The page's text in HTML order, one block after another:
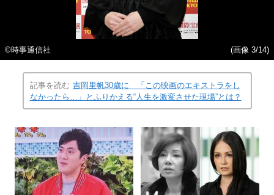
©時事通信社 (画像 3/14)
記事を読む 吉岡里帆30歳に 「この映画のエキストラをし
なかったら…」とふりかえる“人生を激変させた現場”とは？